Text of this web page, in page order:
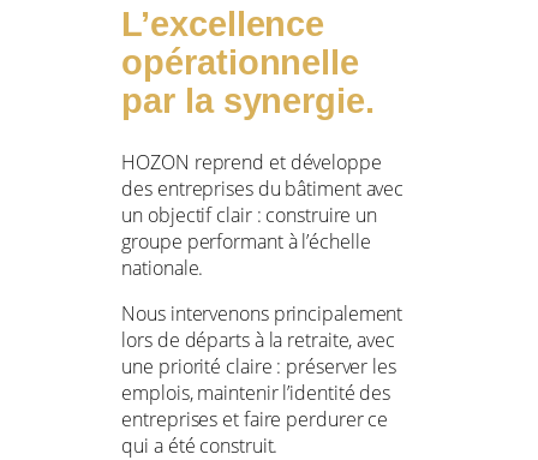
L’excellence
opérationnelle
par la synergie.
HOZON reprend et développe
des entreprises du bâtiment avec
un objectif clair : construire un
groupe performant à l’échelle
nationale.
Nous intervenons principalement
lors de départs à la retraite, avec
une priorité claire : préserver les
emplois, maintenir l’identité des
entreprises et faire perdurer ce
qui a été construit.